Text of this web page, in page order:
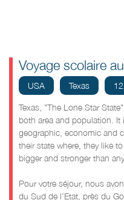
Voyage scolaire
USA Texas
Texas, "The Lone Star
both area and population. It
geographic, economic and
their state where, they like
bigger and stronger than
Pour votre séjour, nous
du Sud de l’Etat, près du